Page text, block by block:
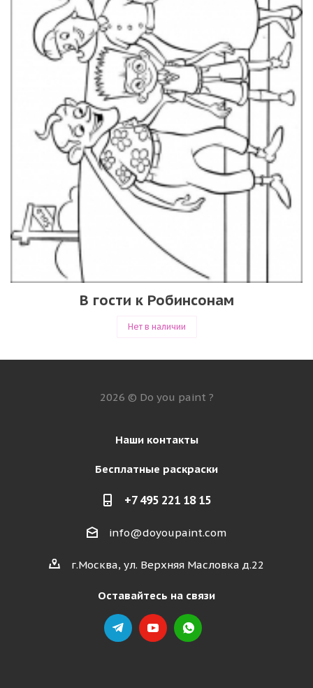
В гости к Робинсонам
Нет в наличии
2026 © Do you paint ?
Наши контакты
Бесплатные раскраски
+7 495 221 18 15
info@doyoupaint.com
г.Москва, ул. Верхняя Масловка д.22
Оставайтесь на связи